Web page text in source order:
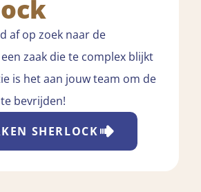
af op zoek naar de
zaak die te complex blijkt
is het aan jouw team om de
bevrijden!
SHERLOCK